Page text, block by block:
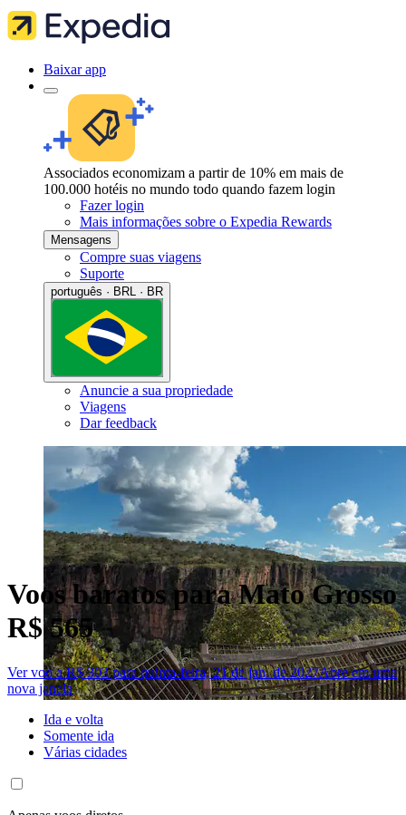
Baixar app
Associados economizam a partir de 10% em mais de
100.000 hotéis no mundo todo quando fazem login
Fazer login
Mais informações sobre o Expedia Rewards
Mensagens
Compre suas viagens
Suporte
português · BRL · BR
Anuncie a sua propriedade
Viagens
Dar feedback
Voos baratos para Mato Grosso
R$ 565
Ver voo a R$ 303 para quinta-feira, 21 de jan. de 2027Abre em uma
nova janela
Ida e volta
Somente ida
Várias cidades